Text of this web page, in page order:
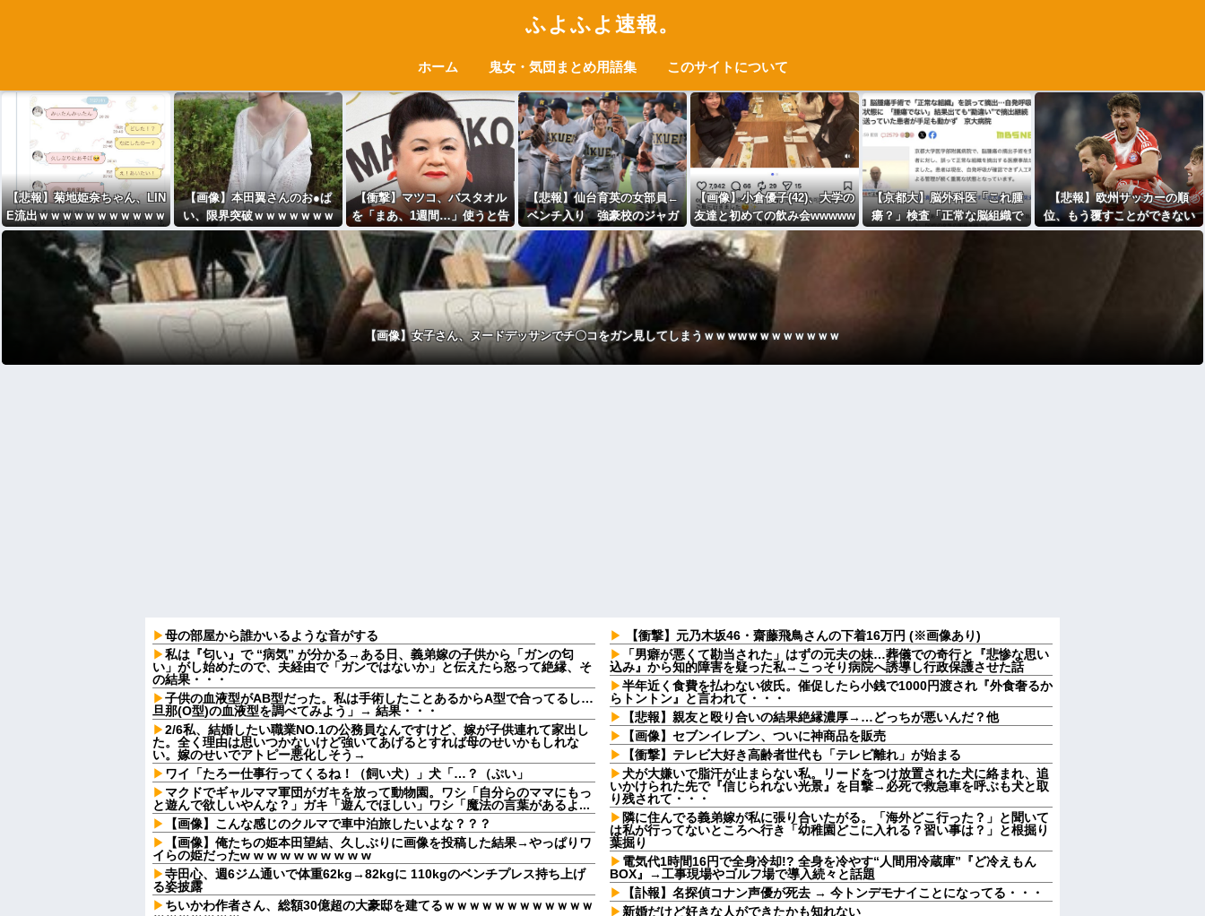
ふよふよ速報。
ホーム 鬼女・気団まとめ用語集 このサイトについて
【悲報】菊地姫奈ちゃん、LIN
E流出ｗｗｗｗｗｗｗｗｗｗｗ
ｗ
【画像】本田翼さんのお●ぱ
い、限界突破ｗｗｗｗｗｗｗ
ｗｗ
【衝撃】マツコ、バスタオル
を「まあ、1週間…」使うと告
白
【悲報】仙台育英の女部員←
ベンチ入り 強豪校のジャガ
イモダンサー←ベンチ外
【画像】小倉優子(42)、大学の
友達と初めての飲み会wwwww
ww
【京都大】脳外科医「これ腫
瘍？」検査「正常な脳組織で
す」医者「腫瘍でしょ？」検
査「正常です」医者「腫瘍だ
【悲報】欧州サッカーの順
位、もう覆すことができない
レベルで固定される
【画像】女子さん、ヌードデッサンでチ〇コをガン見してしまうｗｗｗwｗｗｗｗｗｗｗｗ
母の部屋から誰かいるような音がする
私は『匂い』で “病気” が分かる→ある日、義弟嫁の子供から「ガンの匂
い」がし始めたので、夫経由で「ガンではないか」と伝えたら怒って絶縁、そ
の結果・・・
子供の血液型がAB型だった。私は手術したことあるからA型で合ってるし…
旦那(O型)の血液型を調べてみよう」→ 結果・・・
2/6私、結婚したい職業NO.1の公務員なんですけど、嫁が子供連れて家出し
た。全く理由は思いつかないけど強いてあげるとすれば母のせいかもしれな
い。嫁のせいでアトピー悪化しそう→
ワイ「たろー仕事行ってくるね！（飼い犬）」犬「…？（ぷい」
マクドでギャルママ軍団がガキを放って動物園。ワシ「自分らのママにもっ
と遊んで欲しいやんな？」ガキ「遊んでほしい」ワシ「魔法の言葉があるよ...
【画像】こんな感じのクルマで車中泊旅したいよな？？？
【画像】俺たちの姫本田望結、久しぶりに画像を投稿した結果→やっぱりワ
イらの姫だったw w w w w w w w w w
寺田心、週6ジム通いで体重62kg→82kgに 110kgのベンチプレス持ち上げ
る姿披露
ちいかわ作者さん、総額30億超の大豪邸を建てるｗｗｗｗｗｗｗｗｗｗｗｗ
【衝撃】元乃木坂46・齋藤飛鳥さんの下着16万円 (※画像あり)
「男癖が悪くて勘当された」はずの元夫の妹…葬儀での奇行と『悲惨な思い
込み』から知的障害を疑った私→こっそり病院へ誘導し行政保護させた話
半年近く食費を払わない彼氏。催促したら小銭で1000円渡され『外食奢るか
らトントン』と言われて・・・
【悲報】親友と殴り合いの結果絶縁濃厚→…どっちが悪いんだ？他
【画像】セブンイレブン、ついに神商品を販売
【衝撃】テレビ大好き高齢者世代も「テレビ離れ」が始まる
犬が大嫌いで脂汗が止まらない私。リードをつけ放置された犬に絡まれ、追
いかけられた先で『信じられない光景』を目撃→必死で救急車を呼ぶも犬と取
り残されて・・・
隣に住んでる義弟嫁が私に張り合いたがる。「海外どこ行った？」と聞いて
は私が行ってないところへ行き「幼稚園どこに入れる？習い事は？」と根掘り
葉掘り
電気代1時間16円で全身冷却!? 全身を冷やす“人間用冷蔵庫”『ど冷えもん
BOX』→工事現場やゴルフ場で導入続々と話題
【訃報】名探偵コナン声優が死去 → 今トンデモナイことになってる・・・
新婚だけど好きな人ができたかも知れない